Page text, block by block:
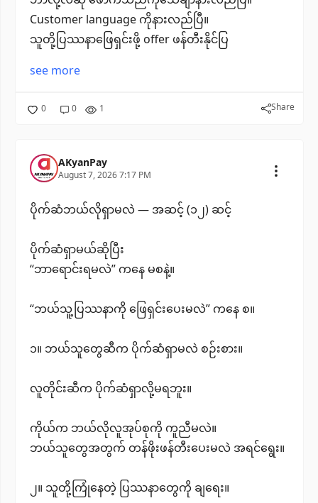
Customer language ကိုနားလည်ပြီ။
သူတို့ပြဿနာဖြေရှင်းဖို့ offer ဖန်တီးနိုင်ပြ
see more
0 0 1 Share
AKyanPay
August 7, 2026 7:17 PM
ပိုက်ဆံဘယ်လိုရှာမလဲ — အဆင့် (၁၂) ဆင့်
ပိုက်ဆံရှာမယ်ဆိုပြီး
“ဘာရောင်းရမလဲ” ကနေ မစနဲ့။
“ဘယ်သူ့ပြဿနာကို ဖြေရှင်းပေးမလဲ” ကနေ စ။
၁။ ဘယ်သူတွေဆီက ပိုက်ဆံရှာမလဲ စဉ်းစား။
လူတိုင်းဆီက ပိုက်ဆံရှာလို့မရဘူး။
ကိုယ်က ဘယ်လိုလူအုပ်စုကို ကူညီမလဲ။
ဘယ်သူတွေအတွက် တန်ဖိုးဖန်တီးပေးမလဲ အရင်ရွေး။
၂။ သူတို့ကြုံနေတဲ့ ပြဿနာတွေကို ချရေး။